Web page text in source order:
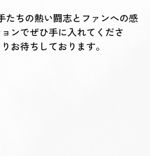
たちの熱い闘志とファンへの感
ンでぜひ手に入れてくださ
お待ちしております。